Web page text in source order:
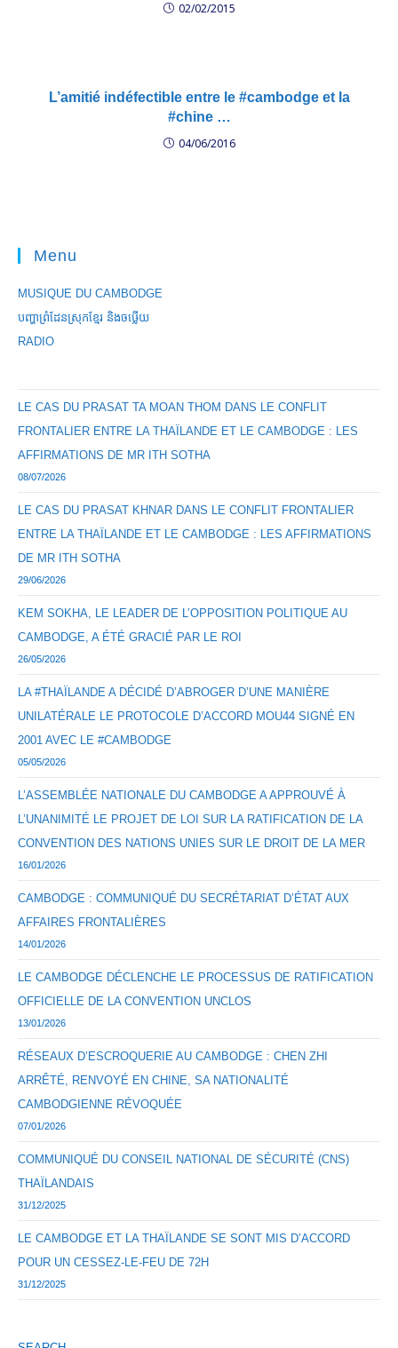
02/02/2015
L’amitié indéfectible entre le #cambodge et la
#chine …
04/06/2016
Menu
MUSIQUE DU CAMBODGE
បញ្ហាព្រំដែនស្រុកខ្មែរ និងចឞ្លើយ
RADIO
LE CAS DU PRASAT TA MOAN THOM DANS LE CONFLIT
FRONTALIER ENTRE LA THAÏLANDE ET LE CAMBODGE : LES
AFFIRMATIONS DE MR ITH SOTHA
08/07/2026
LE CAS DU PRASAT KHNAR DANS LE CONFLIT FRONTALIER
ENTRE LA THAÏLANDE ET LE CAMBODGE : LES AFFIRMATIONS
DE MR ITH SOTHA
29/06/2026
KEM SOKHA, LE LEADER DE L’OPPOSITION POLITIQUE AU
CAMBODGE, A ÉTÉ GRACIÉ PAR LE ROI
26/05/2026
LA #THAÏLANDE A DÉCIDÉ D’ABROGER D’UNE MANIÈRE
UNILATÉRALE LE PROTOCOLE D’ACCORD MOU44 SIGNÉ EN
2001 AVEC LE #CAMBODGE
05/05/2026
L’ASSEMBLÉE NATIONALE DU CAMBODGE A APPROUVÉ À
L’UNANIMITÉ LE PROJET DE LOI SUR LA RATIFICATION DE LA
CONVENTION DES NATIONS UNIES SUR LE DROIT DE LA MER
16/01/2026
CAMBODGE : COMMUNIQUÉ DU SECRÉTARIAT D’ÉTAT AUX
AFFAIRES FRONTALIÈRES
14/01/2026
LE CAMBODGE DÉCLENCHE LE PROCESSUS DE RATIFICATION
OFFICIELLE DE LA CONVENTION UNCLOS
13/01/2026
RÉSEAUX D’ESCROQUERIE AU CAMBODGE : CHEN ZHI
ARRÊTÉ, RENVOYÉ EN CHINE, SA NATIONALITÉ
CAMBODGIENNE RÉVOQUÉE
07/01/2026
COMMUNIQUÉ DU CONSEIL NATIONAL DE SÉCURITÉ (CNS)
THAÏLANDAIS
31/12/2025
LE CAMBODGE ET LA THAÏLANDE SE SONT MIS D’ACCORD
POUR UN CESSEZ-LE-FEU DE 72H
31/12/2025